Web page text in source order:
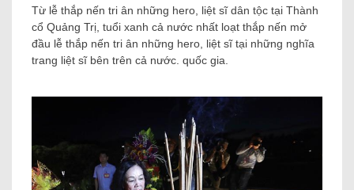
Từ lễ thắp nến tri ân những hero, liệt sĩ dân tộc tại Thành
cổ Quảng Trị, tuổi xanh cả nước nhất loạt thắp nến mở
đầu lễ thắp nến tri ân những hero, liệt sĩ tại những nghĩa
trang liệt sĩ bên trên cả nước. quốc gia.